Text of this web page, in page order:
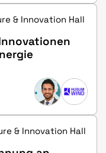
& Innovation Hall
& Innovation Hall